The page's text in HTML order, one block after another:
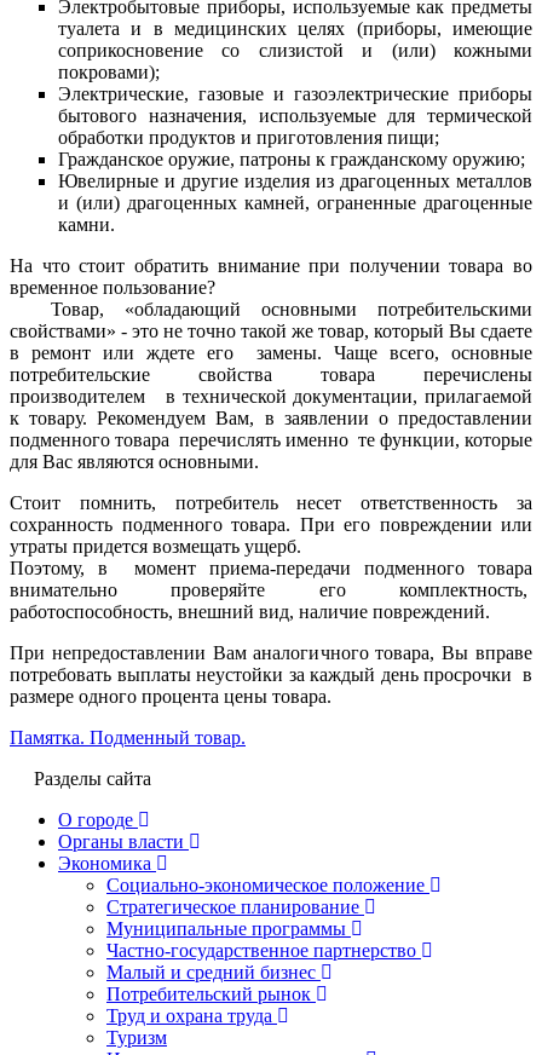
Электробытовые приборы, используемые как предметы
туалета и в медицинских целях (приборы, имеющие
соприкосновение со слизистой и (или) кожными
покровами);
Электрические, газовые и газоэлектрические приборы
бытового назначения, используемые для термической
обработки продуктов и приготовления пищи;
Гражданское оружие, патроны к гражданскому оружию;
Ювелирные и другие изделия из драгоценных металлов
и (или) драгоценных камней, ограненные драгоценные
камни.
На что стоит обратить внимание при получении товара во
временное пользование?
Товар, «обладающий основными потребительскими
свойствами» - это не точно такой же товар, который Вы сдаете
в ремонт или ждете его замены. Чаще всего, основные
потребительские свойства товара перечислены
производителем в технической документации, прилагаемой
к товару. Рекомендуем Вам, в заявлении о предоставлении
подменного товара перечислять именно те функции, которые
для Вас являются основными.
Стоит помнить, потребитель несет ответственность за
сохранность подменного товара. При его повреждении или
утраты придется возмещать ущерб.
Поэтому, в момент приема-передачи подменного товара
внимательно проверяйте его комплектность,
работоспособность, внешний вид, наличие повреждений.
При непредоставлении Вам аналогичного товара, Вы вправе
потребовать выплаты неустойки за каждый день просрочки в
размере одного процента цены товара.
Памятка. Подменный товар.
Разделы сайта
О городе
Органы власти
Экономика
Социально-экономическое положение
Стратегическое планирование
Муниципальные программы
Частно-государственное партнерство
Малый и средний бизнес
Потребительский рынок
Труд и охрана труда
Туризм